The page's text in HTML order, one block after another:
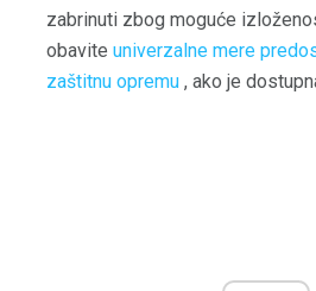
zabrinuti zbog moguće
obavite univerzalne mere
zaštitnu opremu , ako je